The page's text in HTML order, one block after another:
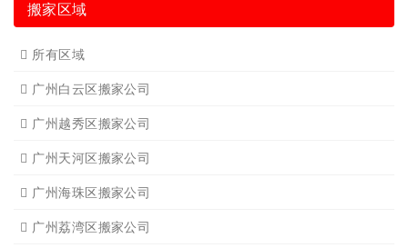
搬家区域
所有区域
广州白云区搬家公司
广州越秀区搬家公司
广州天河区搬家公司
广州海珠区搬家公司
广州荔湾区搬家公司